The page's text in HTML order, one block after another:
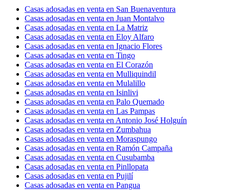
Casas adosadas en venta en San Buenaventura
Casas adosadas en venta en Juan Montalvo
Casas adosadas en venta en La Matriz
Casas adosadas en venta en Eloy Alfaro
Casas adosadas en venta en Ignacio Flores
Casas adosadas en venta en Tingo
Casas adosadas en venta en El Corazón
Casas adosadas en venta en Mulliquindil
Casas adosadas en venta en Mulalillo
Casas adosadas en venta en Isinlivi
Casas adosadas en venta en Palo Quemado
Casas adosadas en venta en Las Pampas
Casas adosadas en venta en Antonio José Holguín
Casas adosadas en venta en Zumbahua
Casas adosadas en venta en Moraspungo
Casas adosadas en venta en Ramón Campaña
Casas adosadas en venta en Cusubamba
Casas adosadas en venta en Pinllopata
Casas adosadas en venta en Pujilí
Casas adosadas en venta en Pangua